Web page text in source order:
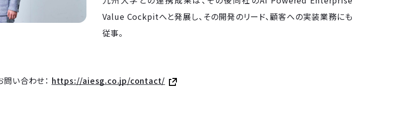
Value Cockpitへと発展し、その開発のリード、顧客への実装業務にも
従事。
い合わせ： https://aiesg.co.jp/contact/